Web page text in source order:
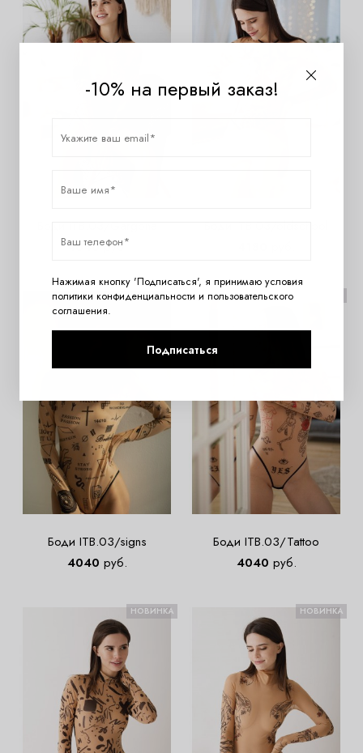
4040руб.
Боди ITB.03/signs
4040 руб.
Боди ITB.03/Tattoo
4040 руб.
НОВИНКА НОВИНКА
-10% на первый заказ!
Нажимая кнопку 'Подписаться', я принимаю условия
политики конфиденциальности и пользовательского
соглашения.
Подписаться